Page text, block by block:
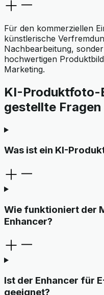
Für den kommerziellen
künstlerische
Nachbearbeitung,
hochwertigen
Marketing.
KI-Produktfoto-
gestellte Fragen
Was ist ein KI-
Wie funktioniert der
Enhancer?
Ist der Enhancer für
geeignet?